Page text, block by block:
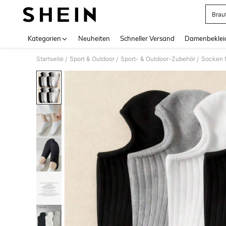
Kategorien Neuheiten Schneller Versand
Startseite / Sport & Outdoor / Sport- & Outdoor-Zubehör / Socken